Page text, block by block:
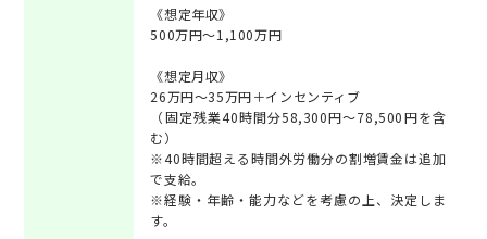
《想定年収》
500万円～1,100万円
《想定月収》
26万円～35万円＋インセンティブ
（固定残業40時間分58,300円～78,500円を含
む）
※40時間超える時間外労働分の割増賃金は追加
で支給。
※経験・年齢・能力などを考慮の上、決定しま
す。